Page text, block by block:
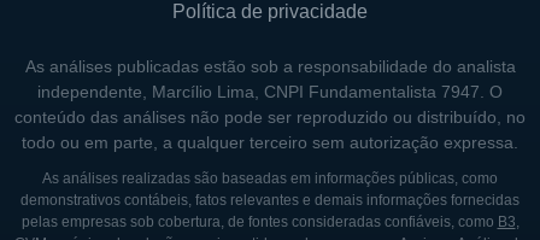
A estrutura acionária da Adamas é composta
instituições financeiras quanto indivíduos.
Embora a informação sobre controladores
específicos não seja frequentemente
divulgada, a empresa é uma entidade
pública e suas ações são negociadas em
Política de privacidade
As análises publicadas estão sob a responsabilidade do analista
independente, Marcílio Lima, CNPI Fundamentalista 7947. O
conteúdo das análises não pode ser reproduzido ou distribuído, no
todo ou em parte, a qualquer terceiro sem autorização expressa.
As análises realizadas são baseadas em informações públicas, como
demonstrativos contábeis, fatos relevantes e demais informações fornecidas
pelas empresas sob cobertura, de fontes consideradas confiáveis, como B3,